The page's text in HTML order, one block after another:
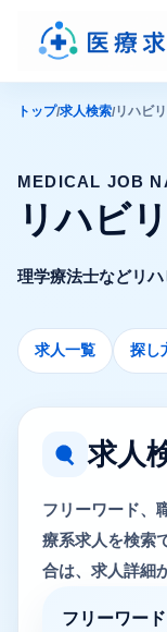
トップ/求人検索/リハビ
MEDICAL JOB
リハビ
理学療法士などリハ
求人一覧 探し
求人
フリーワード、
療系求人を検索
合は、求人詳細
フリーワード